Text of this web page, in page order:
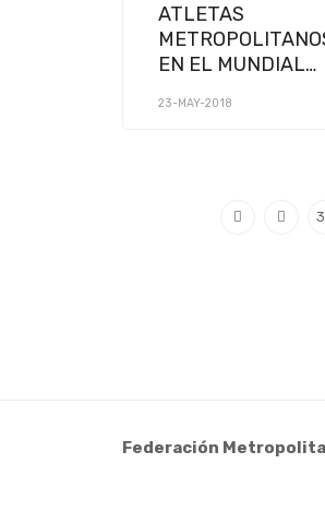
ATLETAS
EN EL MUNDIAL
AEROBICA 2018
23-MAY-2018
Federación